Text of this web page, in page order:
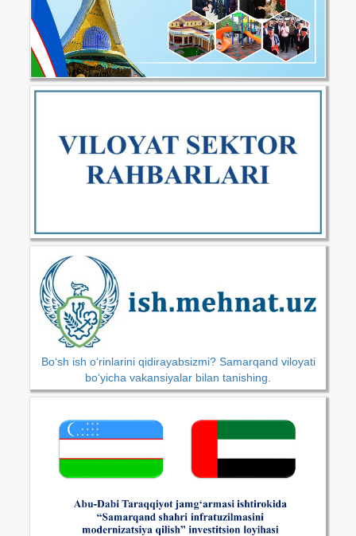
Bo‘sh ish o‘rinlarini qidirayabsizmi? Samarqand viloyati
bo‘yicha vakansiyalar bilan tanishing.